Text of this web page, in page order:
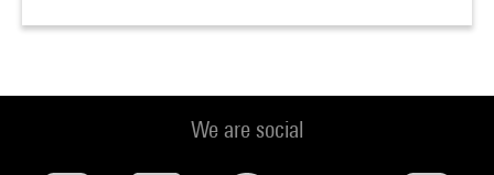
We are social